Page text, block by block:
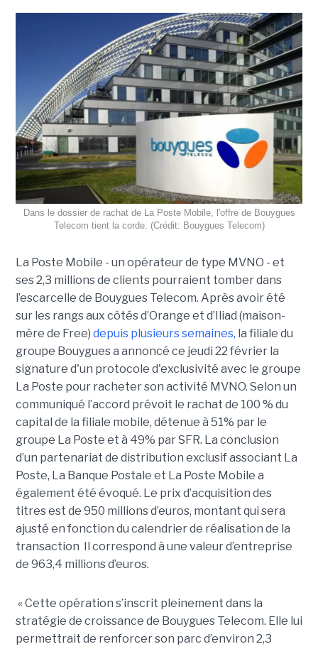
Dans le dossier de rachat de La Poste Mobile, l'offre de Bouygues
Telecom tient la corde. (Crédit: Bouygues Telecom)
La Poste Mobile - un opérateur de type MVNO - et
ses 2,3 millions de clients pourraient tomber dans
l’escarcelle de Bouygues Telecom. Après avoir été
sur les rangs aux côtés d’Orange et d’Iliad (maison-
mère de Free) depuis plusieurs semaines, la filiale du
groupe Bouygues a annoncé ce jeudi 22 février la
signature d'un protocole d'exclusivité avec le groupe
La Poste pour racheter son activité MVNO. Selon un
communiqué l’accord prévoit le rachat de 100 % du
capital de la filiale mobile, détenue à 51% par le
groupe La Poste et à 49% par SFR. La conclusion
d’un partenariat de distribution exclusif associant La
Poste, La Banque Postale et La Poste Mobile a
également été évoqué. Le prix d’acquisition des
titres est de 950 millions d’euros, montant qui sera
ajusté en fonction du calendrier de réalisation de la
transaction Il correspond à une valeur d’entreprise
de 963,4 millions d’euros.
« Cette opération s’inscrit pleinement dans la
stratégie de croissance de Bouygues Telecom. Elle lui
permettrait de renforcer son parc d’environ 2,3